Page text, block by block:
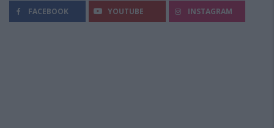
FACEBOOK YOUTUBE INSTAGRAM